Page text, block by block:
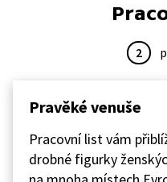
2
Pravěké venuše
Pracovní list vám
drobné figurky